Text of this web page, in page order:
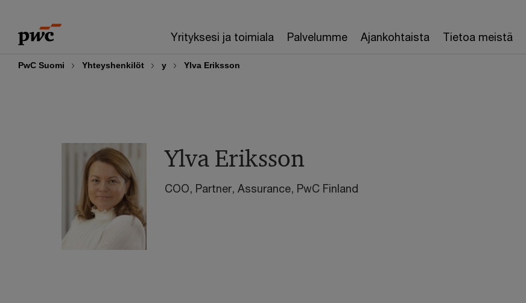
content
footer
Yrityksesi ja toimiala Palvelumme Ajankohtaista Tietoa meistä
PwC Suomi Yhteyshenkilöt y Ylva Eriksson
Ylva Eriksson
COO, Partner, Assurance, PwC Finland